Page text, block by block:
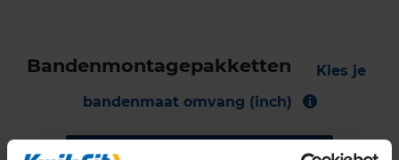
Bandenmontagepakketten
Kies je
bandenmaat omvang (inch)